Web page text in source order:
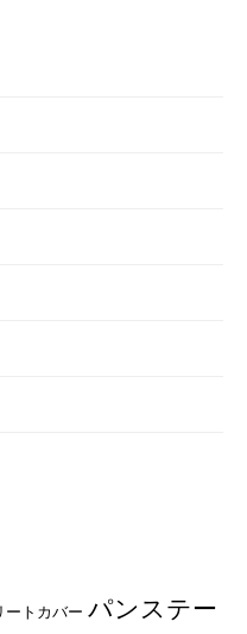
ートカバー パンステー